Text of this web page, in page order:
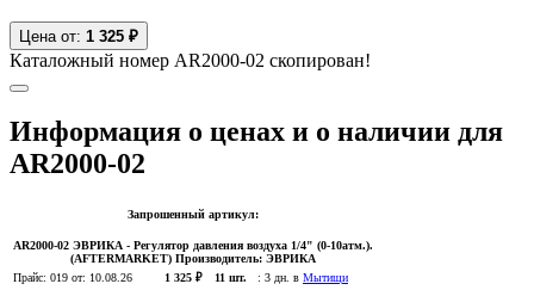
Цена от: 1 325 ₽
Каталожный номер AR2000-02 скопирован!
Информация о ценах и о наличии для
AR2000-02
Запрошенный артикул:
AR2000-02 ЭВРИКА - Регулятор давления воздуха 1/4" (0-10атм.).
(AFTERMARKET) Производитель: ЭВРИКА
Прайс: 019 от: 10.08.26 1 325 ₽ 11 шт. : 3 дн. в Мытищи